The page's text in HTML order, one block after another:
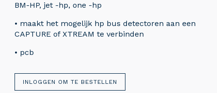
BM-HP, jet -hp, one -hp
• maakt het mogelijk hp bus detectoren aan een
CAPTURE of XTREAM te verbinden
• pcb
INLOGGEN OM TE BESTELLEN